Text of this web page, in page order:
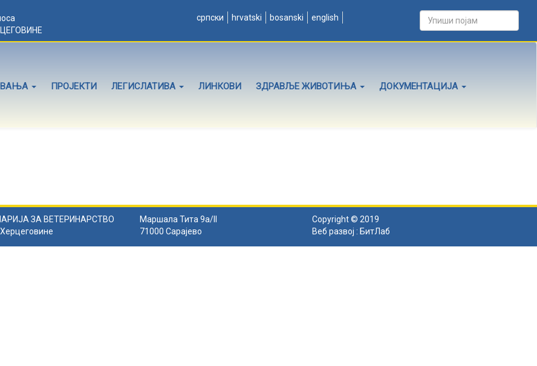
српски hrvatski bosanski english
ПРОЈЕКТИ ЛЕГИСЛАТИВА ЛИНКОВИ ЗДРАВЉЕ ЖИВОТИЊА ДОКУМЕНТАЦИЈА
ЗА ВЕТЕРИНАРСТВО
Маршала Тита 9а/II
71000 Сарајево
Copyright © 2019
Веб развој : БитЛаб